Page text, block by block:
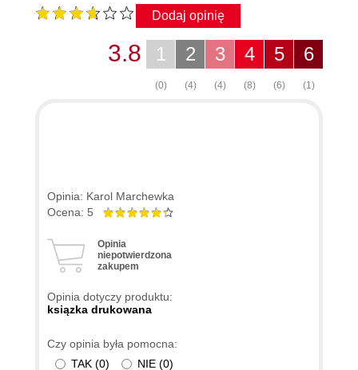
Dodaj opinię
6
(1)
5
(6)
4
(8)
3
(4)
2
(4)
1
(0)
3.8
Opinia: Karol Marchewka
Ocena: 5
Opinia
niepotwierdzona
zakupem
Opinia dotyczy produktu:
ksiązka drukowana
Czy opinia była pomocna:
TAK (0) NIE (0)